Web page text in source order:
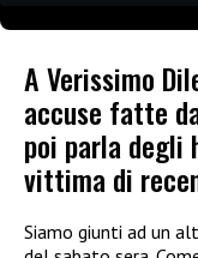
A Verissimo
accuse fatte
poi parla degli
vittima di
Siamo giunti ad un